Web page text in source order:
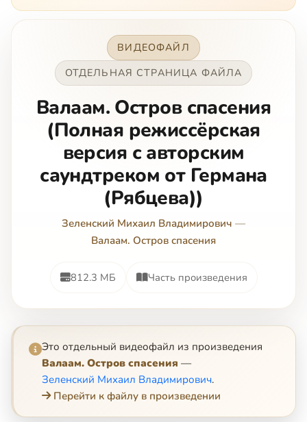
ВИДЕОФАЙЛ
ОТДЕЛЬНАЯ СТРАНИЦА ФАЙЛА
Валаам. Остров спасения
(Полная режиссёрская
версия с авторским
саундтреком от Германа
(Рябцева))
Зеленский Михаил Владимирович —
Валаам. Остров спасения
812.3 МБ Часть произведения
Это отдельный видеофайл из произведения
Валаам. Остров спасения —
Зеленский Михаил Владимирович.
Перейти к файлу в произведении